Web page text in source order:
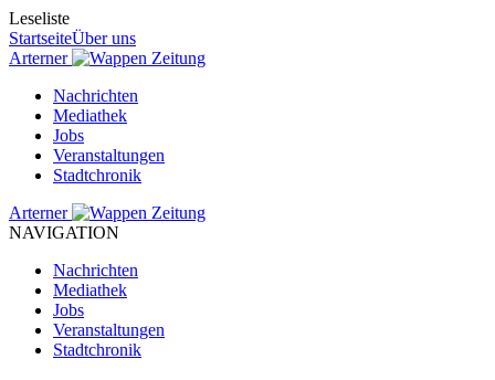
Leseliste
StartseiteÜber uns
Arterner
Zeitung
Nachrichten
Mediathek
Jobs
Veranstaltungen
Stadtchronik
Arterner
Zeitung
NAVIGATION
Nachrichten
Mediathek
Jobs
Veranstaltungen
Stadtchronik